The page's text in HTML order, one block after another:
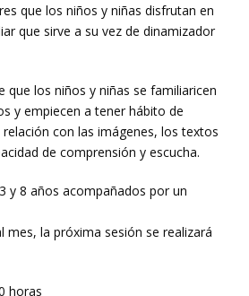
que los niños y niñas disfrutan en
que sirve a su vez de dinamizador
que los niños y niñas se familiaricen
y empiecen a tener hábito de
con las imágenes, los textos
de comprensión y escucha.
y 8 años acompañados por un
mes, la próxima sesión se realizará
horas